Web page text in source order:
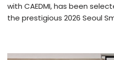
with CAEDMI, has been
the prestigious 2026 Seoul